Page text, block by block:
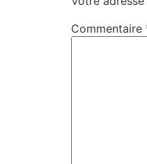
Commentaire